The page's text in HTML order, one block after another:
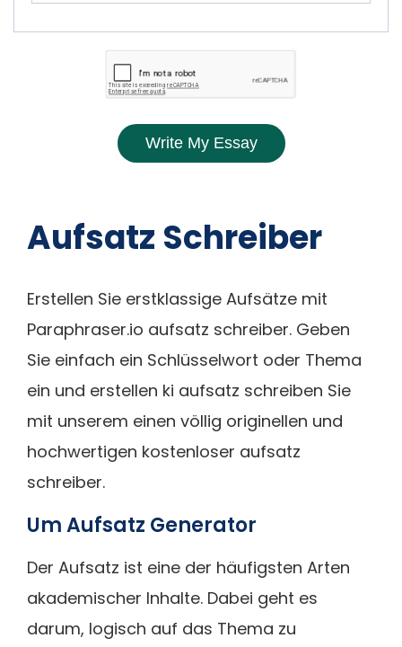
Write My Essay
Aufsatz Schreiber
Erstellen Sie erstklassige Aufsätze mit
Paraphraser.io aufsatz schreiber. Geben
Sie einfach ein Schlüsselwort oder Thema
ein und erstellen ki aufsatz schreiben Sie
mit unserem einen völlig originellen und
hochwertigen kostenloser aufsatz
schreiber.
Um Aufsatz Generator
Der Aufsatz ist eine der häufigsten Arten
akademischer Inhalte. Dabei geht es
darum, logisch auf das Thema zu